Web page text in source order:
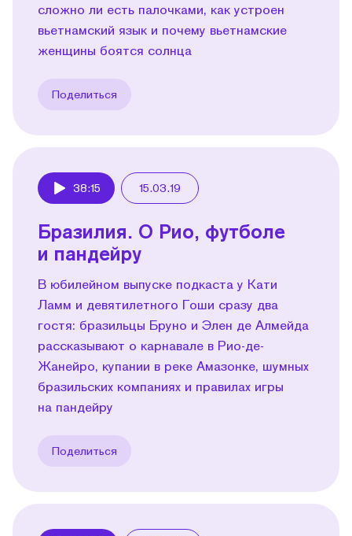
сложно ли есть палочками, как устроен
вьетнамский язык и почему вьетнамские
женщины боятся солнца
Поделиться
38:15 15.03.19
Бразилия. О Рио, футболе
и пандейру
В юбилейном выпуске подкаста у Кати
Ламм и девятилетного Гоши сразу два
гостя: бразильцы Бруно и Элен де Алмейда
рассказывают о карнавале в Рио-де-
Жанейро, купании в реке Амазонке, шумных
бразильских компаниях и правилах игры
на пандейру
Поделиться